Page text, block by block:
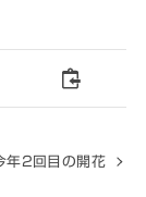
年2回目の開花